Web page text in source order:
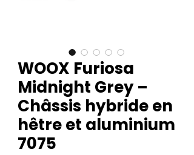
WOOX Furiosa
Midnight Grey –
Châssis hybride en
hêtre et aluminium
7075